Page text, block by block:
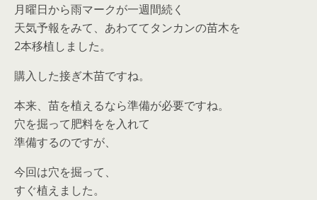
月曜日から雨マークが一週間続く
天気予報をみて、あわててタンカンの苗木を
2本移植しました。
購入した接ぎ木苗ですね。
本来、苗を植えるなら準備が必要ですね。
穴を掘って肥料をを入れて
準備するのですが、
今回は穴を掘って、
すぐ植えました。